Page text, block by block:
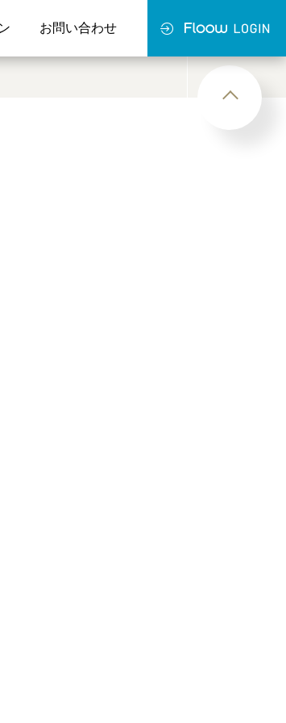
お問い合わせ